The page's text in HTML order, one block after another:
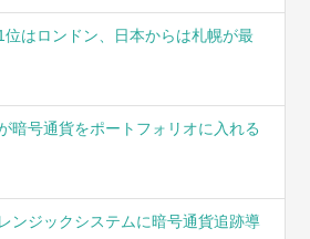
はロンドン、日本からは札幌が最
暗号通貨をポートフォリオに入れる
ンジックシステムに暗号通貨追跡導